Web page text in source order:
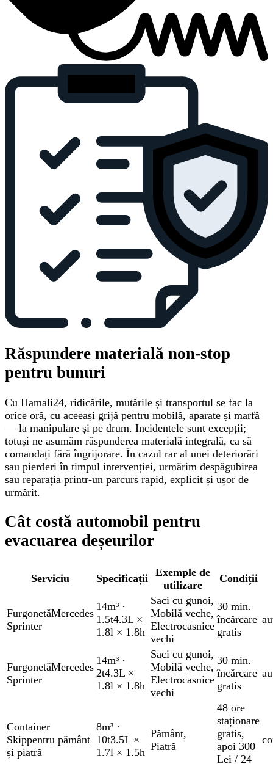
Răspundere materială non-stop
pentru bunuri
Cu Hamali24, ridicările, mutările și transportul se fac la
orice oră, cu aceeași grijă pentru mobilă, aparate și marfă
— la manipulare și pe drum. Incidentele sunt excepții;
totuși ne asumăm răspunderea materială integrală, ca să
comandați fără îngrijorare. În cazul rar al unei deteriorări
sau pierderi în timpul intervenției, urmărim despăgubirea
sau reparația printr-un parcurs rapid, explicit și ușor de
urmărit.
Cât costă automobil pentru
evacuarea deșeurilor
Serviciu Specificații
Exemple de
utilizare
Condiții
FurgonetăMercedes
Sprinter
14m³ ·
1.5t4.3L ×
1.8l × 1.8h
Saci cu gunoi,
Mobilă veche,
Electrocasnice
vechi
30 min.
încărcare
gratis
FurgonetăMercedes
Sprinter
14m³ ·
2t4.3L ×
1.8l × 1.8h
Saci cu gunoi,
Mobilă veche,
Electrocasnice
vechi
30 min.
încărcare
gratis
Container
Skippentru pământ
și piatră
8m³ ·
10t3.5L ×
1.7l × 1.5h
Pământ,
Piatră
48 ore
staționare
gratis,
apoi 300
Lei / 24